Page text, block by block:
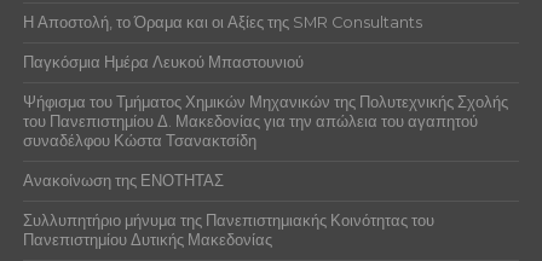
Η Αποστολή, το Όραμα και οι Αξίες της SMR Consultants
Παγκόσμια Ημέρα Λευκού Μπαστουνιού
Ψήφισμα του Τμήματος Χημικών Μηχανικών της Πολυτεχνικής Σχολής
του Πανεπιστημίου Δ. Μακεδονίας για την απώλεια του αγαπητού
συναδέλφου Κώστα Τσανακτσίδη
Ανακοίνωση της ΕΝΟΤΗΤΑΣ
Συλλυπητήριο μήνυμα της Πανεπιστημιακής Κοινότητας του
Πανεπιστημίου Δυτικής Μακεδονίας